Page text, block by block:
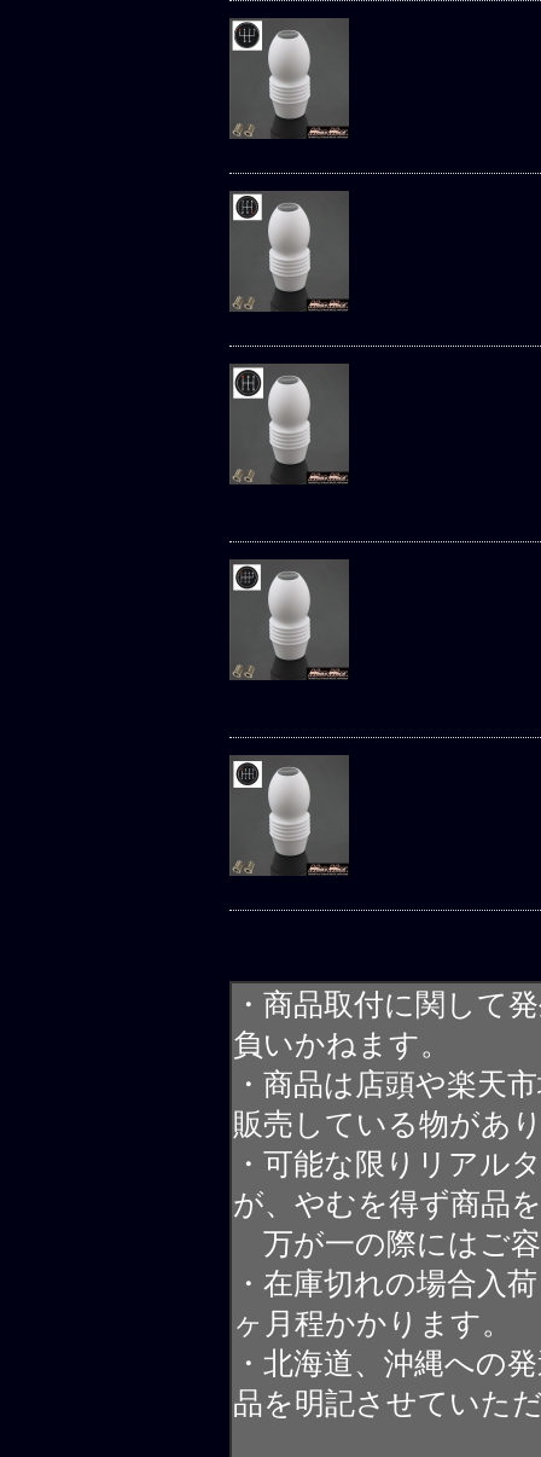
・商品取付に関して
負いかねます。
・商品は店頭や楽天
販売している物があ
・可能な限りリアル
が、やむを得ず商品
万が一の際にはご
・在庫切れの場合入
ヶ月程かかります。
・北海道、沖縄への
品を明記させていた